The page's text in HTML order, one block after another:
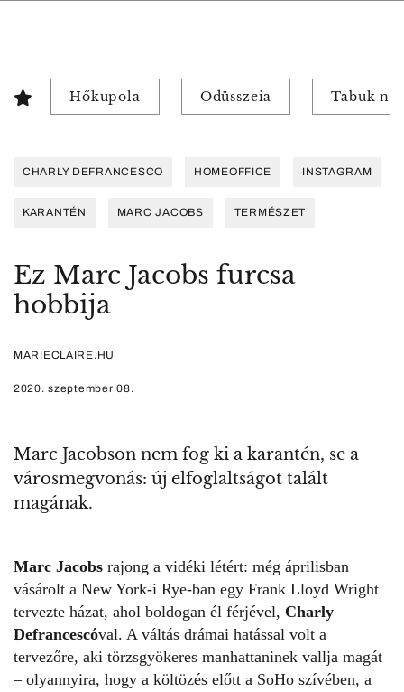
Hőkupola Odüsszeia Tabuk
CHARLY DEFRANCESCO HOMEOFFICE INSTAGRAM
KARANTÉN MARC JACOBS TERMÉSZET
Ez Marc Jacobs furcsa
hobbija
MARIECLAIRE.HU
2020. szeptember 08.
Marc Jacobson nem fog ki a karantén, se a
városmegvonás: új elfoglaltságot talált
magának.
Marc Jacobs rajong a vidéki létért: még áprilisban
vásárolt a New York-i Rye-ban egy Frank Lloyd Wright
tervezte házat, ahol boldogan él férjével, Charly
Defrancescóval. A váltás drámai hatással volt a
tervezőre, aki törzsgyökeres manhattaninek vallja magát
– olyannyira, hogy a költözés előtt a SoHo szívében, a